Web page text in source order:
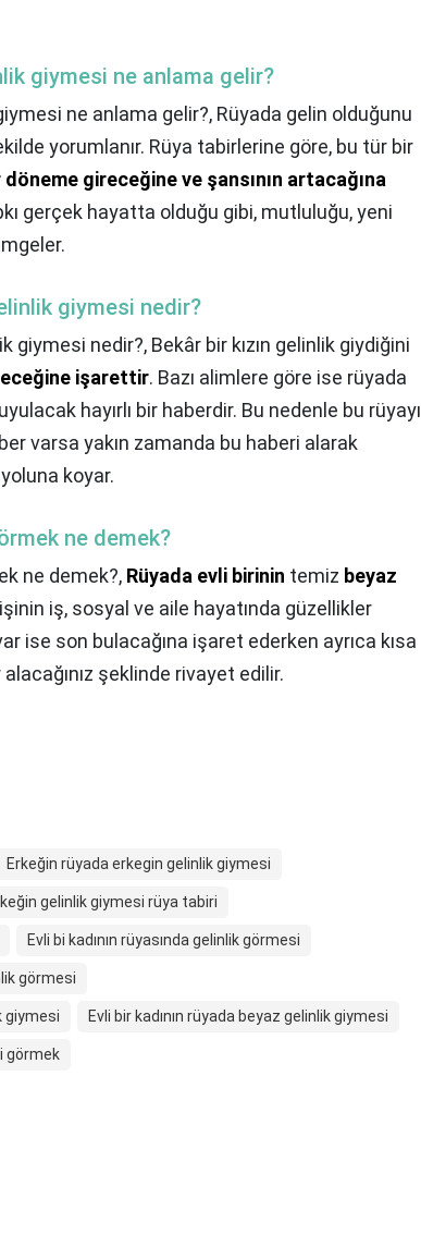
giymesi ne anlama gelir?
ne anlama gelir?, Rüyada gelin olduğunu
yorumlanır. Rüya tabirlerine göre, bu tür bir
gireceğine ve şansının artacağına
gerçek hayatta olduğu gibi, mutluluğu, yeni
giymesi nedir?
giymesi nedir?, Bekâr bir kızın gelinlik giydiğini
işarettir. Bazı alimlere göre ise rüyada
hayırlı bir haberdir. Bu nedenle bu rüyayı
varsa yakın zamanda bu haberi alarak
koyar.
ne demek?
ne demek?, Rüyada evli birinin temiz beyaz
iş, sosyal ve aile hayatında güzellikler
ise son bulacağına işaret ederken ayrıca kısa
şeklinde rivayet edilir.
Erkeğin rüyada erkegin gelinlik giymesi
gelinlik giymesi rüya tabiri
Evli bi kadının rüyasında gelinlik görmesi
görmesi
giymesi Evli bir kadının rüyada beyaz gelinlik giymesi
görmek